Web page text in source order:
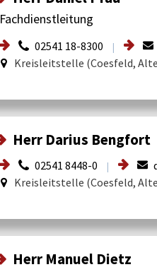
Fachdienstleitung
02541 18-8300 |
Kreisleitstelle (Coesfeld,
Herr Darius Bengfort
02541 8448-0 |
Kreisleitstelle (Coesfeld,
Herr Manuel Dietz